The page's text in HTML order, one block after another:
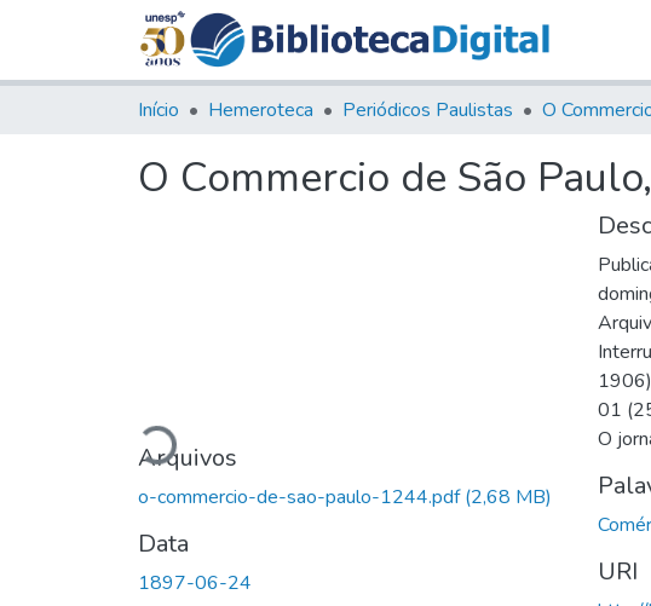
Início Hemeroteca Periódicos Paulistas O
O Commercio de São
Carregando...
Arquivos
o-commercio-de-sao-paulo-1244.pdf(2,68 MB)
Data
1897-06-24
01
O
URI